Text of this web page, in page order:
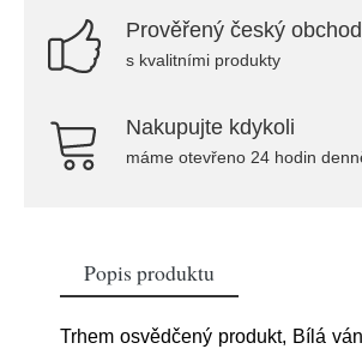
Prověřený český obchod
s kvalitními produkty
Nakupujte kdykoli
máme otevřeno 24 hodin
Popis produktu
Trhem osvědčený produkt, Bílá